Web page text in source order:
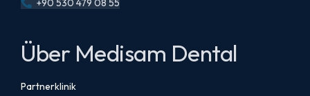
Über Medisam Dental
Partnerklinik